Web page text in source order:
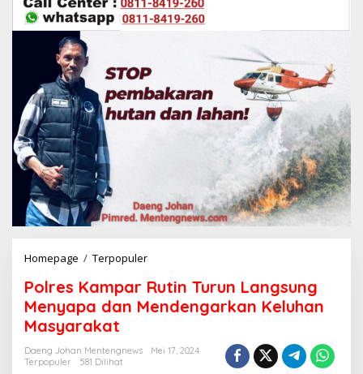
Homepage / Terpopuler
l
r
e
K
Polres Kampar Rutin Turun Langsung
Menyapa dan Mendengarkan Keluhan
Masyarakat
Daeng Johan Mentengnews
Mei 17, 2024
Terpopuler
581 Dilihat